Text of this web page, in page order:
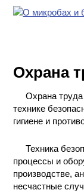
ВРЕДНЫЕ
МЕТОДЫ
ХИМИИ
Охрана
Охрана
технике
гигиене и
Техника
процессы и
производстве,
несчастные